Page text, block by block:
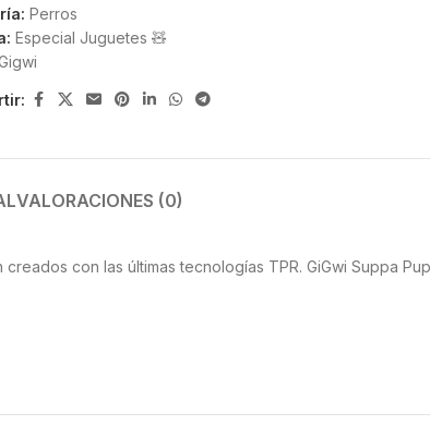
Perros
Especial Juguetes 🧸
VALORACIONES (0)
con las últimas tecnologías TPR. GiGwi Suppa